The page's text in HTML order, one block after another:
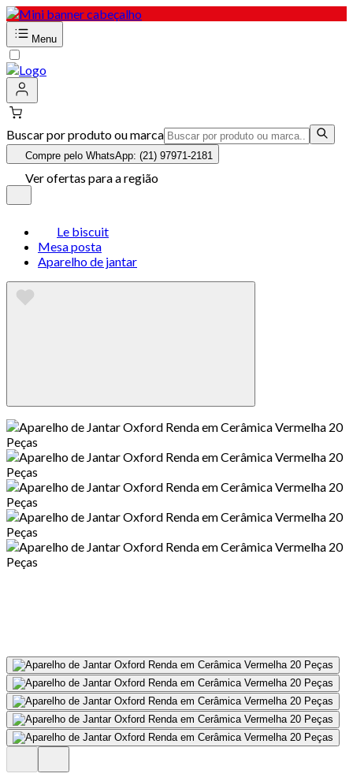
Menu
Buscar por produto ou marca
Compre pelo WhatsApp: (21) 97971-2181
Ver ofertas para a região
Le biscuit
Mesa posta
Aparelho de jantar